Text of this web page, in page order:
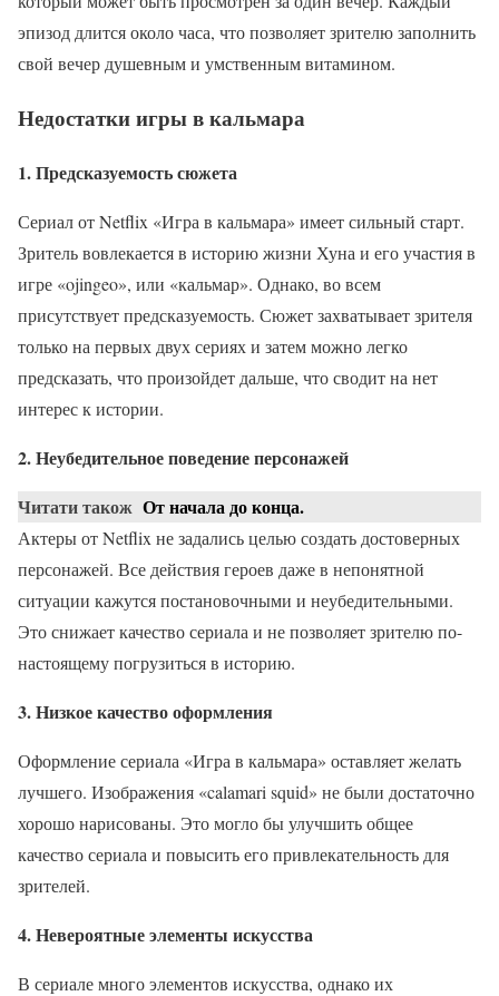
эпизод длится около часа, что позволяет зрителю заполнить
свой вечер душевным и умственным витамином.
Недостатки игры в кальмара
1. Предсказуемость сюжета
Сериал от Netflix «Игра в кальмара» имеет сильный старт.
Зритель вовлекается в историю жизни Хуна и его участия в
игре «ojingeo», или «кальмар». Однако, во всем
присутствует предсказуемость. Сюжет захватывает зрителя
только на первых двух сериях и затем можно легко
предсказать, что произойдет дальше, что сводит на нет
интерес к истории.
2. Неубедительное поведение персонажей
Читати також От начала до конца.
Актеры от Netflix не задались целью создать достоверных
персонажей. Все действия героев даже в непонятной
ситуации кажутся постановочными и неубедительными.
Это снижает качество сериала и не позволяет зрителю по-
настоящему погрузиться в историю.
3. Низкое качество оформления
Оформление сериала «Игра в кальмара» оставляет желать
лучшего. Изображения «calamari squid» не были достаточно
хорошо нарисованы. Это могло бы улучшить общее
качество сериала и повысить его привлекательность для
зрителей.
4. Невероятные элементы искусства
В сериале много элементов искусства, однако их